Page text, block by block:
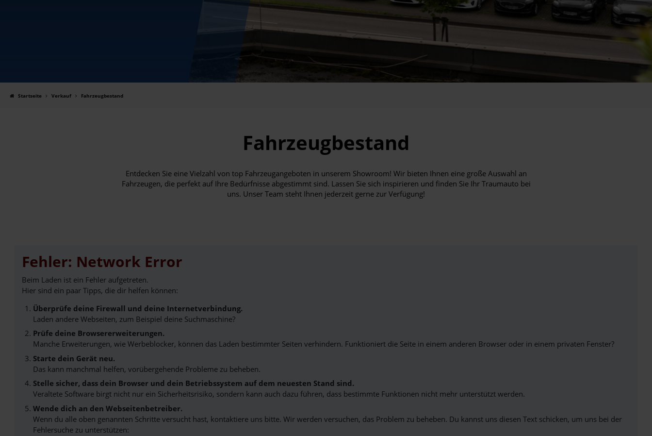
Startseite Verkauf Fahrzeugbestand
Fahrzeugbestand
Entdecken Sie eine Vielzahl von top Fahrzeugangeboten in unserem Showroom! Wir bieten Ihnen eine große Auswahl an
Fahrzeugen, die perfekt auf Ihre Bedürfnisse abgestimmt sind. Lassen Sie sich inspirieren und finden Sie Ihr Traumauto bei
uns. Unser Team steht Ihnen jederzeit gerne zur Verfügung!
Fehler: Network Error
Beim Laden ist ein Fehler aufgetreten.
Hier sind ein paar Tipps, die dir helfen können:
Überprüfe deine Firewall und deine Internetverbindung.
Laden andere Webseiten, zum Beispiel deine Suchmaschine?
Prüfe deine Browsererweiterungen.
Manche Erweiterungen, wie Werbeblocker, können das Laden bestimmter Seiten verhindern. Funktioniert die Seite in einem anderen Browser oder in einem privaten Fenster?
Starte dein Gerät neu.
Das kann manchmal helfen, vorübergehende Probleme zu beheben.
Stelle sicher, dass dein Browser und dein Betriebssystem auf dem neuesten Stand sind.
Veraltete Software birgt nicht nur ein Sicherheitsrisiko, sondern kann auch dazu führen, dass bestimmte Funktionen nicht mehr unterstützt werden.
Wende dich an den Webseitenbetreiber.
Wenn du alle oben genannten Schritte versucht hast, kontaktiere uns bitte. Wir werden versuchen, das Problem zu beheben. Du kannst uns diesen Text schicken, um uns bei der
Fehlersuche zu unterstützen: